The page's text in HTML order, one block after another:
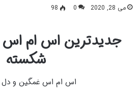
می 28, 2020 0
98
جدیدترین اس ام
شکسته
اس ام اس غمگین و